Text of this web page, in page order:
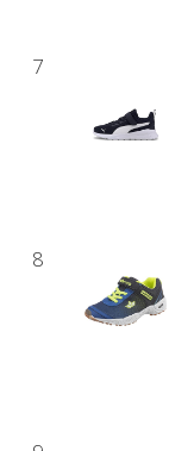
7
8